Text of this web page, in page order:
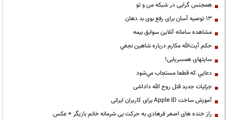
همجنس گرایی در شبکه من و تو
13 توصیه آسان برای رفع بوی بد دهان
مشاهده سامانه آنلاين سوابق بیمه
حكم آيت‌الله مكارم درباره شاهين نجفي
سایتهای همسریابی!
دعايي كه قطعا مستجاب مي‌شود
جزئیات جدید قتل روح الله داداشی
آموزش ساخت Apple ID برای کاربران ایرانی
راز خنده های اصغر فرهادی به حرکت بی شرمانه خانم بازیگر + عکس